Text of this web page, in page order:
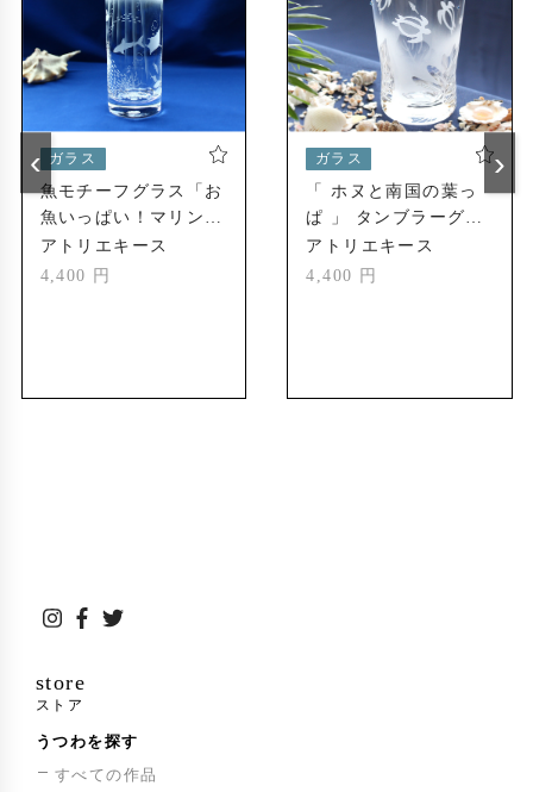
開始
2021年 直営ショップ「アトリエキース大須店」開店
ガラス
魚モチーフグラス「お
魚いっぱい！マリン・
アクアリウム」
アトリエキース
4,400 円
ガラス
「 ホヌと南国の葉っ
ぱ 」 タンブラーグラ
ス
アトリエキース
4,400 円
‹ ›
store
ストア
うつわを探す
すべての作品